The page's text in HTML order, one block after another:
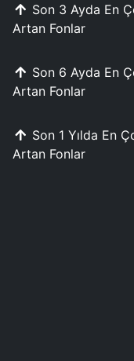
Son 3 Ayda En
Artan Fonlar
Son 6 Ayda En
Artan Fonlar
Son 1 Yılda En
Artan Fonlar